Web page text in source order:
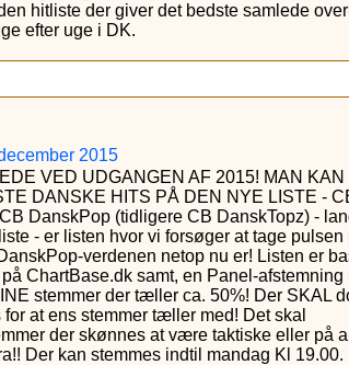
hitliste der giver det bedste samlede
efter uge i DK.
2015
VED UDGANGEN AF 2015! MAN KAN
DANSKE HITS PÅ DEN NYE LISTE -
DanskPop (tidligere CB DanskTopz) -
- er listen hvor vi forsøger at tage pulsen
verdenen netop nu er! Listen er
ChartBase.dk samt, en Panel-afstemning
stemmer der tæller ca. 50%! Der SKAL
at ens stemmer tæller med! Det skal
der skønnes at være taktiske eller på
Der kan stemmes indtil mandag Kl 19.00.